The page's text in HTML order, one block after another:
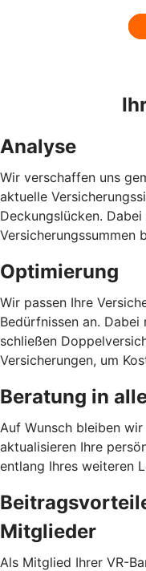
Analyse
Wir verschaffen uns
aktuelle
Deckungslücken.
Versicherungssummen
Optimierung
Wir passen Ihre
Bedürfnissen an.
schließen
Versicherungen, um
Beratung in
Auf Wunsch bleiben
aktualisieren Ihre
entlang Ihres weiteren
Mitglieder
Als Mitglied Ihrer VR-